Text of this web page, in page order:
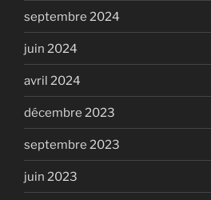
septembre 2024
juin 2024
avril 2024
décembre 2023
septembre 2023
juin 2023